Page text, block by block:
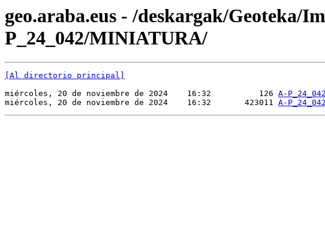
geo.araba.eus - /deskargak/Geoteka/
P_24_042/MINIATURA/
[Al directorio principal]
miércoles, 20 de noviembre de 2024    16:32          126 A-
miércoles, 20 de noviembre de 2024    16:32       423011 A-